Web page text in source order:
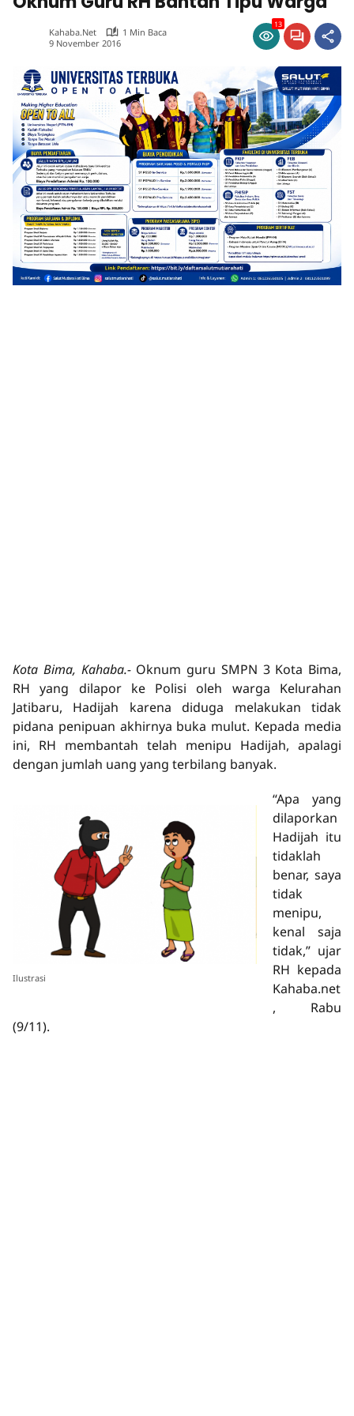
Kahaba.net
1 Min Baca
9 November 2016
13
Kota Bima, Kahaba.-Oknum guru SMPN 3 Kota Bima,
RH yang dilapor ke Polisi oleh warga Kelurahan
Jatibaru, Hadijah karena diduga melakukan tidak
pidana penipuan akhirnya buka mulut. Kepada media
ini, RH membantah telah menipu Hadijah, apalagi
dengan jumlah uang yang terbilang banyak.
Ilustrasi
“Apa yang
dilaporkan
Hadijah itu
tidaklah
benar, saya
tidak
menipu,
kenal saja
tidak,” ujar
RH kepada
Kahaba.net
, Rabu
(9/11).